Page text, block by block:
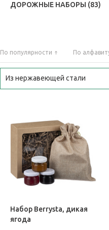
ДОРОЖНЫЕ НАБОРЫ (83)
По популярности По
Из нержавеющей стали
Набор Berrysta, дикая
ягода